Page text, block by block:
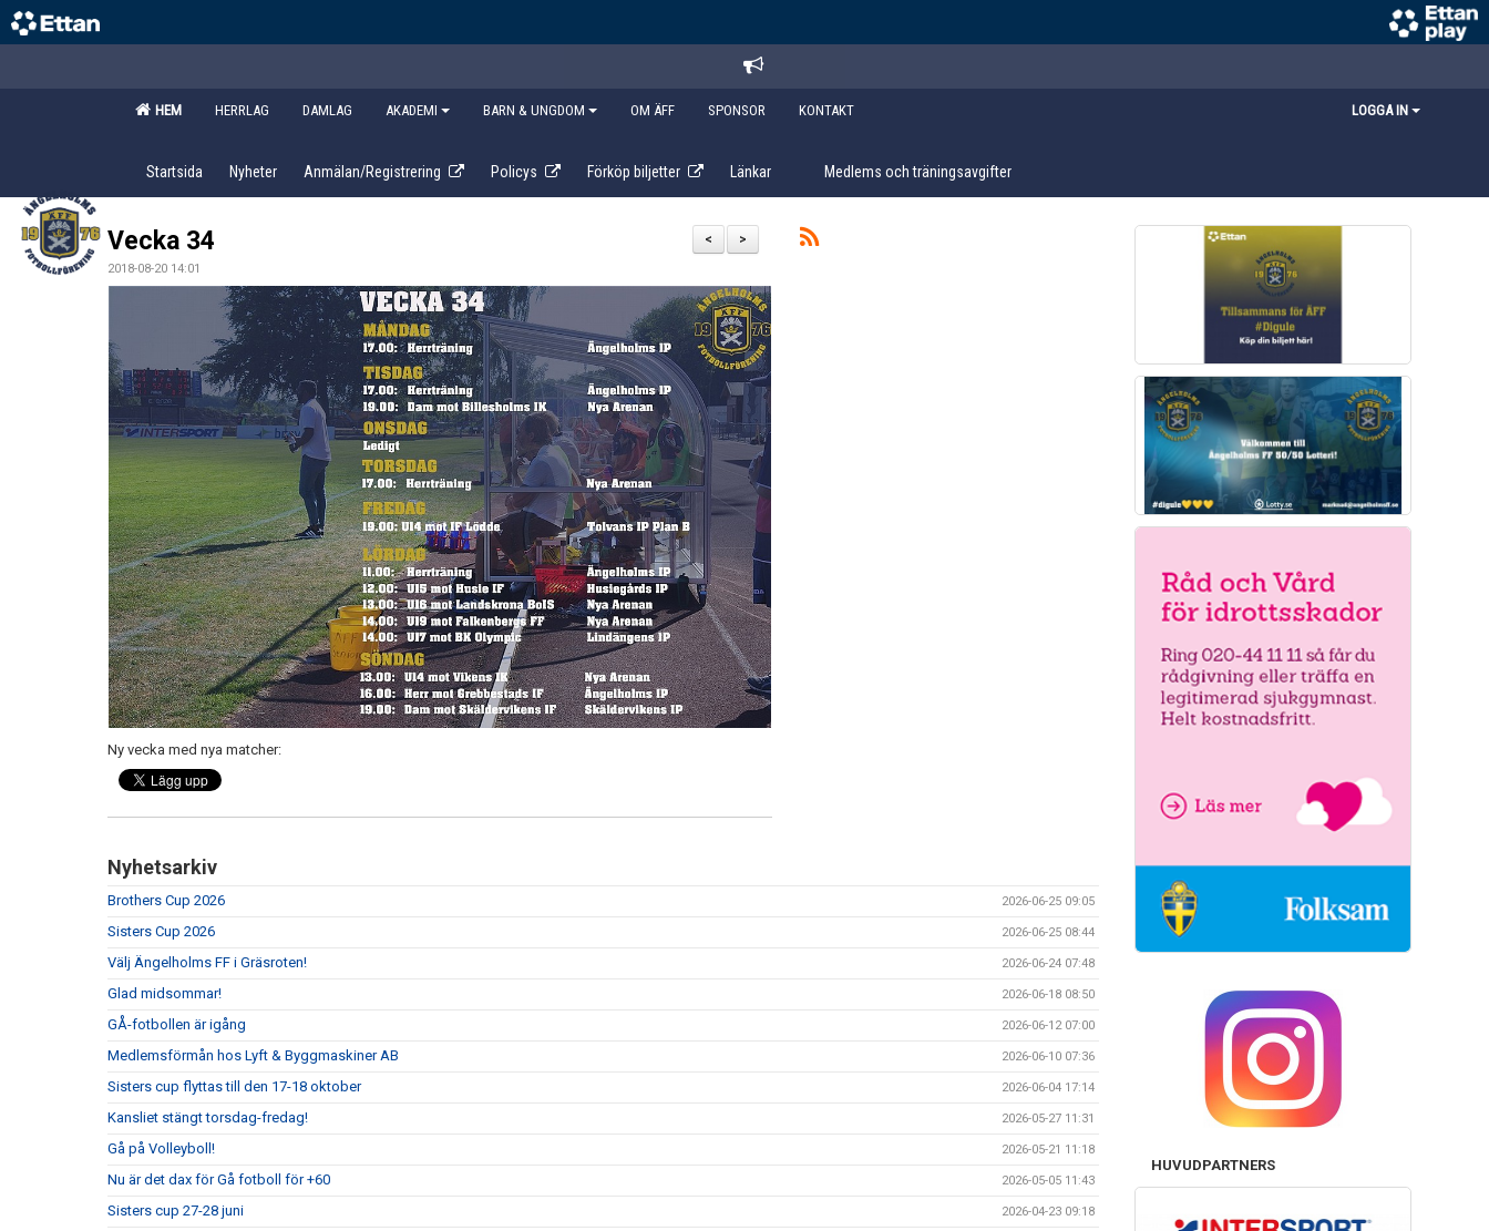
HEM HERRLAG DAMLAG AKADEMI BARN & UNGDOM OM ÄFF SPONSOR KONTAKT LOGGA IN
Startsida Nyheter Anmälan/Registrering Policys Förköp biljetter Länkar Medlems och träningsavgifter
>
<
Vecka 34
2018-08-20 14:01
Ny vecka med nya matcher:
Nyhetsarkiv
Brothers Cup 2026 2026-06-25 09:05
Sisters Cup 2026 2026-06-25 08:44
Välj Ängelholms FF i Gräsroten! 2026-06-24 07:48
Glad midsommar! 2026-06-18 08:50
GÅ-fotbollen är igång 2026-06-12 07:00
Medlemsförmån hos Lyft & Byggmaskiner AB 2026-06-10 07:36
Sisters cup flyttas till den 17-18 oktober 2026-06-04 17:14
Kansliet stängt torsdag-fredag! 2026-05-27 11:31
Gå på Volleyboll! 2026-05-21 11:18
Nu är det dax för Gå fotboll för +60 2026-05-05 11:43
Sisters cup 27-28 juni 2026-04-23 09:18
HUVUDPARTNERS